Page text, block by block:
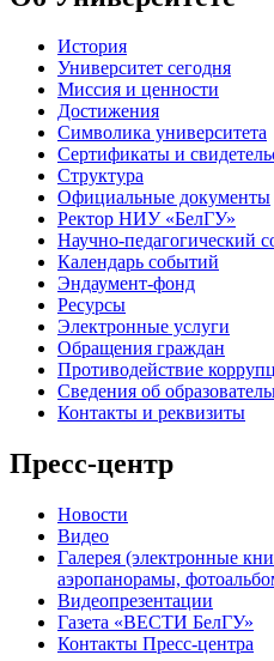
История
Университет сегодня
Миссия и ценности
Достижения
Символика университета
Сертификаты и
Структура
Официальные документы
Ректор НИУ «БелГУ»
Научно-педагогический
Календарь событий
Эндаумент-фонд
Ресурсы
Электронные услуги
Обращения граждан
Противодействие
Сведения об
Контакты и реквизиты
Пресс-центр
Новости
Видео
Галерея (электронные
аэропанорамы,
Видеопрезентации
Газета «ВЕСТИ БелГУ»
Контакты Пресс-центра